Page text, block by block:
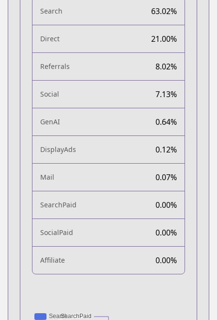
Search 63.02%
Direct 21.00%
Referrals 8.02%
Social 7.13%
GenAI 0.64%
DisplayAds 0.12%
Mail 0.07%
SearchPaid 0.00%
SocialPaid 0.00%
Affiliate 0.00%